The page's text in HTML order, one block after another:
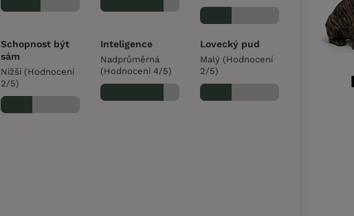
Schopnost být
sám
Nižší (Hodnocení
2/5)
Inteligence
Nadprůměrná
(Hodnocení 4/5)
Lovecký pud
Malý (Hodnocení
2/5)